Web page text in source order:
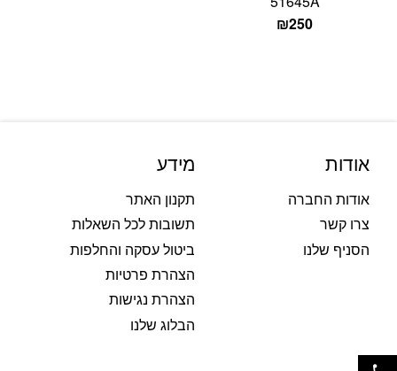
₪250
אודות
אודות החברה
צרו קשר
הסניף שלנו
מידע
תקנון האתר
תשובות לכל השאלות
ביטול עסקה והחלפות
הצהרת פרטיות
הצהרת נגישות
הבלוג שלנו
פתח סרגל נגישות